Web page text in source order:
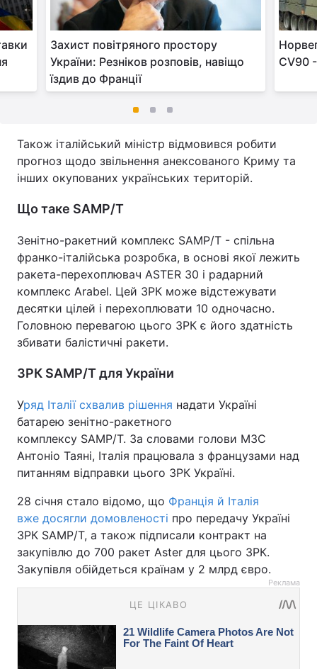
Захист повітряного простору
України: Резніков розповів, навіщо
їздив до Франції
CV90
Також італійський міністр відмовився робити
прогноз щодо звільнення анексованого Криму та
інших окупованих українських територій.
Що таке SAMP/T
Зенітно-ракетний комплекс SAMP/T - спільна
франко-італійська розробка, в основі якої лежить
ракета-перехоплювач ASTER 30 і радарний
комплекс Arabel. Цей ЗРК може відстежувати
десятки цілей і перехоплювати 10 одночасно.
Головною перевагою цього ЗРК є його здатність
збивати балістичні ракети.
ЗРК SAMP/T для України
Уряд Італії схвалив рішення надати Україні
батарею зенітно-ракетного
комплексу SAMP/T. За словами голови МЗС
Антоніо Таяні, Італія працювала з французами над
питанням відправки цього ЗРК Україні.
28 січня стало відомо, що Франція й Італія
вже досягли домовленості про передачу Україні
ЗРК SAMP/T, а також підписали контракт на
закупівлю до 700 ракет Aster для цього ЗРК.
Закупівля обійдеться країнам у 2 млрд євро.
Реклама